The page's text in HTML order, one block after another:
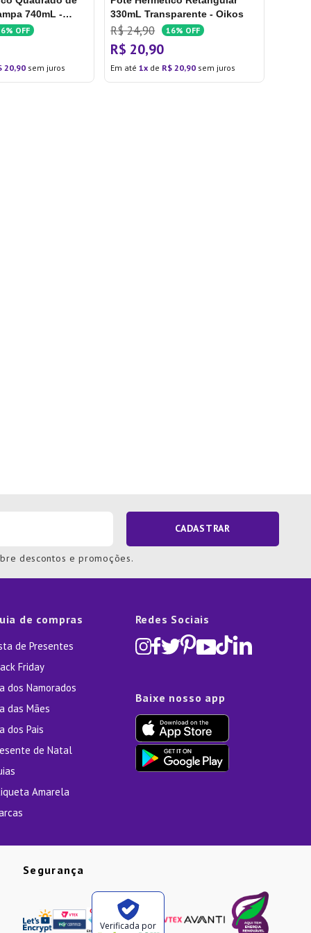
740mL -
OFF
20,90 sem juros
330mL Transparente - Oikos
R$ 24,90 16% OFF
R$ 20,90
Em até1 de R$ 20,90 sem juros
CADASTRAR
descontos e promoções.
de compras
de Presentes
Friday
dos Namorados
das Mães
dos Pais
de Natal
Amarela
Redes Sociais
Baixe nosso app
Segurança
Verificada por